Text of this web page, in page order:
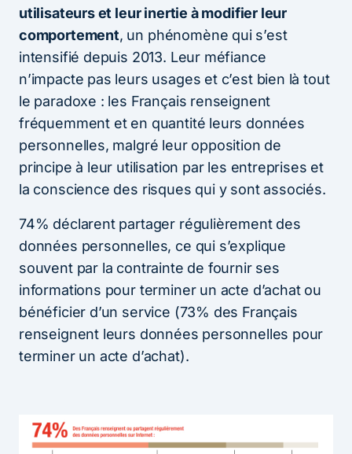
utilisateurs et leur inertie à modifier leur
comportement, un phénomène qui s’est
intensifié depuis 2013. Leur méfiance
n’impacte pas leurs usages et c’est bien là tout
le paradoxe : les Français renseignent
fréquemment et en quantité leurs données
personnelles, malgré leur opposition de
principe à leur utilisation par les entreprises et
la conscience des risques qui y sont associés.
74% déclarent partager régulièrement des
données personnelles, ce qui s’explique
souvent par la contrainte de fournir ses
informations pour terminer un acte d’achat ou
bénéficier d’un service (73% des Français
renseignent leurs données personnelles pour
terminer un acte d’achat).